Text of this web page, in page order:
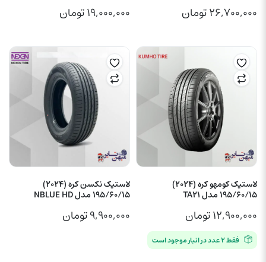
۲۶,۷۰۰,۰۰۰تومان ۱۹,۰۰۰,۰۰۰تومان
لاستیک کومهو کره (2024)
195/60/15 مدل TA21
۱۲,۹۰۰,۰۰۰تومان
فقط ۲ عدد در انبار موجود است
لاستیک نکسن کره (2024)
195/60/15 مدل NBLUE HD
۹,۹۰۰,۰۰۰تومان